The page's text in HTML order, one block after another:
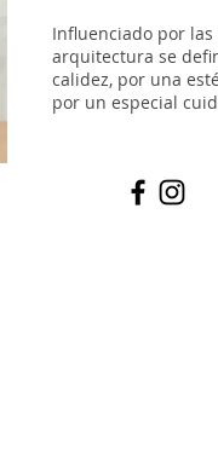
Influenciado por
arquitectura se
calidez, por una
por un especial